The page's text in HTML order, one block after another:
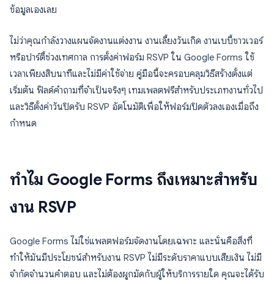
ข้อมูลเองเลย
ไม่ว่าคุณกำลังวางแผนจัดงานแต่งงาน งานเลี้ยงวันเกิด งานเบบี้ชาวเวอร์
หรือปาร์ตี้ช่วงเทศกาล การตั้งค่าฟอร์ม RSVP ใน Google Forms ใช้
เวลาเพียงสิบนาทีและไม่มีค่าใช้จ่าย คู่มือนี้จะครอบคลุมวิธีสร้างตั้งแต่
เริ่มต้น ฟิลด์คำถามที่จำเป็นจริงๆ เทมเพลตฟรีสำหรับประเภทงานทั่วไป
และวิธีตั้งค่าวันปิดรับ RSVP อัตโนมัติเพื่อให้ฟอร์มปิดตัวลงเองเมื่อถึง
กำหนด
ทำไม Google Forms ถึงเหมาะสำหรับ
งาน RSVP
Google Forms ไม่ใช่แพลตฟอร์มจัดงานโดยเฉพาะ และนั่นคือสิ่งที่
ทำให้มันมีประโยชน์สำหรับงาน RSVP ไม่มีระดับราคาแบบเสียเงิน ไม่มี
จำกัดจำนวนคำตอบ และไม่ต้องผูกมัดกับผู้ให้บริการรายใด คุณจะได้รับ